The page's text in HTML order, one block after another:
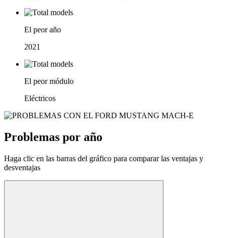
El peor año
2021
El peor módulo
Eléctricos
Problemas por año
Haga clic en las barras del gráfico para comparar las ventajas y
desventajas